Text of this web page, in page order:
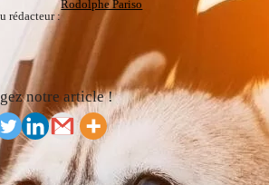
rédacteur :
Rodolphe Pariso
notre article !